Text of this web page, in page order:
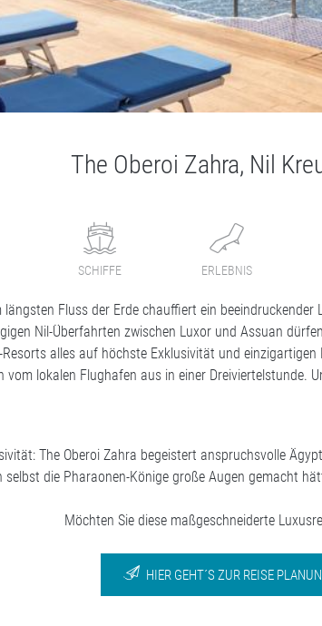
The Oberoi Zahra, Nil
SCHIFFE ERLEBNIS
Fluss der Erde chauffiert ein
Nil-Überfahrten zwischen Luxor und Assuan
alles auf höchste Exklusivität und
lokalen Flughafen aus in einer Dreiviertelstunde.
The Oberoi Zahra begeistert anspruchsvolle
die Pharaonen-Könige große Augen gemacht
Möchten Sie diese maßgeschneiderte
HIER GEHT´S ZUR REISE